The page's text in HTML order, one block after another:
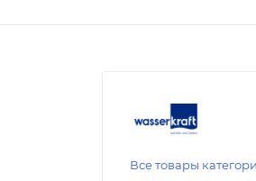
Все товары